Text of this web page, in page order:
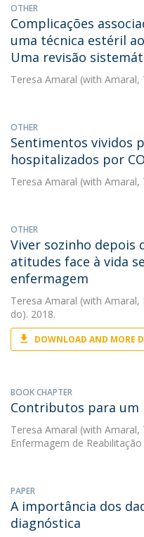
OTHER
Complicações
uma técnica estéril
Uma revisão
Teresa Amaral (with Amaral,
OTHER
Sentimentos vividos
hospitalizados por
Teresa Amaral (with Amaral,
OTHER
Viver sozinho depois
atitudes face à vida
enfermagem
Teresa Amaral (with Amaral,
do). 2018.
DOWNLOAD AND MORE
BOOK CHAPTER
Contributos para um
Teresa Amaral (with Amaral,
Enfermagem de
PAPER
A importância dos
diagnóstica